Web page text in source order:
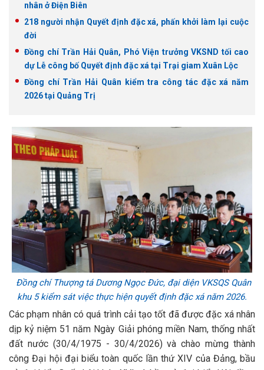
nhân ở Điện Biên
218 người nhận Quyết định đặc xá, phấn khởi làm lại cuộc
đời
Đồng chí Trần Hải Quân, Phó Viện trưởng VKSND tối cao
dự Lễ công bố Quyết định đặc xá tại Trại giam Xuân Lộc
Đồng chí Trần Hải Quân kiểm tra công tác đặc xá năm
2026 tại Quảng Trị
Đồng chí Thượng tá Dương Ngọc Đức, đại diện VKSQS Quân
khu 5 kiểm sát việc thực hiện quyết định đặc xá năm 2026.
Các phạm nhân có quá trình cải tạo tốt đã được đặc xá nhân
dịp kỷ niệm 51 năm Ngày Giải phóng miền Nam, thống nhất
đất nước (30/4/1975 - 30/4/2026) và chào mừng thành
công Đại hội đại biểu toàn quốc lần thứ XIV của Đảng, bầu